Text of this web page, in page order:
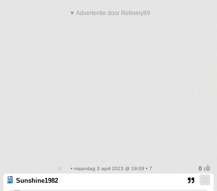
▼ Advertentie door Refinery89
• maandag 3 april 2023 @ 19:09 • 7
Sunshine1982